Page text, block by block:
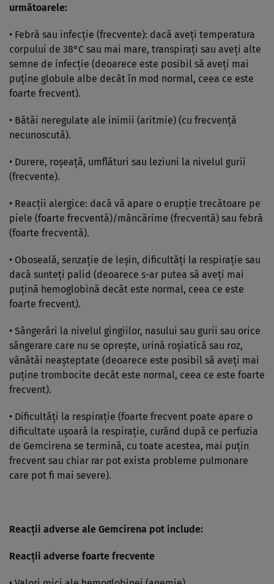
următoarele:
• Febră sau infecţie (frecvente): dacă aveţi temperatura
corpului de 38°C sau mai mare, transpiraţi sau aveţi alte
semne de infecţie (deoarece este posibil să aveţi mai
puţine globule albe decât în mod normal, ceea ce este
foarte frecvent).
• Bătăi neregulate ale inimii (aritmie) (cu frecvenţă
necunoscută).
• Durere, roşeaţă, umflături sau leziuni la nivelul gurii
(frecvente).
• Reacţii alergice: dacă vă apare o erupţie trecătoare pe
piele (foarte frecventă)/mâncărime (frecventă) sau febră
(foarte frecventă).
• Oboseală, senzaţie de leşin, dificultăţi la respiraţie sau
dacă sunteţi palid (deoarece s-ar putea să aveţi mai
puţină hemoglobină decât este normal, ceea ce este
foarte frecvent).
• Sângerări la nivelul gingiilor, nasului sau gurii sau orice
sângerare care nu se opreşte, urină roşiatică sau roz,
vânătăi neaşteptate (deoarece este posibil să aveţi mai
puţine trombocite decât este normal, ceea ce este foarte
frecvent).
• Dificultăţi la respiraţie (foarte frecvent poate apare o
dificultate uşoară la respiraţie, curând după ce perfuzia
de Gemcirena se termină, cu toate acestea, mai puţin
frecvent sau chiar rar pot exista probleme pulmonare
care pot fi mai severe).
Reacţii adverse ale Gemcirena pot include:
Reacţii adverse foarte frecvente